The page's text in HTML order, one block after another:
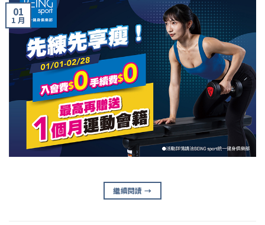
01
1 月
繼續閱讀→